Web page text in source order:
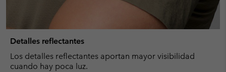
Detalles reflectantes
Los detalles reflectantes aportan mayor visibilidad
cuando hay poca luz.